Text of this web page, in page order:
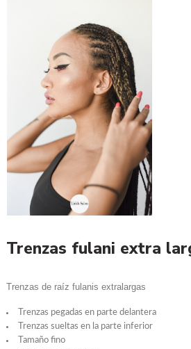
Trenzas fulani extra
Trenzas de raíz fulanis extralargas
Trenzas pegadas en parte delantera
Trenzas sueltas en la parte inferior
Tamaño fino